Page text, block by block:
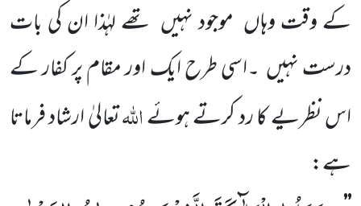
کے وقت وہاں موجود نہیں تھے لہٰذا ان کی بات
درست نہیں ۔اسی طرح ایک اور مقام پر کفار کے
اس نظریے کا رد کرتے ہوئےاللہتعالیٰ ارشاد فرماتا
ہے: